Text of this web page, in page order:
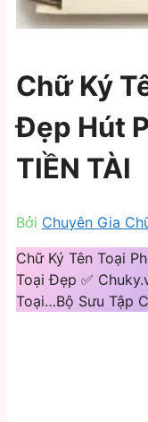
Chữ Ký
Đẹp Hút
TIỀN TÀI
Bởi Chuyên Gia
Chữ Ký Tên Toại
Toại Đẹp ✅
Toại…Bộ Sưu Tập